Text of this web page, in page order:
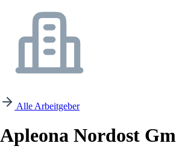
Alle Arbeitgeber
Apleona Nordost